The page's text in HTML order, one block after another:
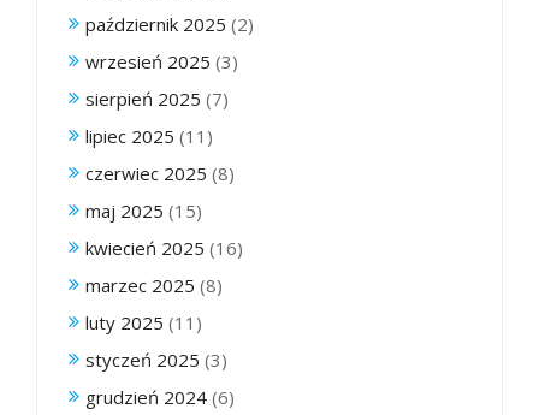
październik 2025 (2)
wrzesień 2025 (3)
sierpień 2025 (7)
lipiec 2025 (11)
czerwiec 2025 (8)
maj 2025 (15)
kwiecień 2025 (16)
marzec 2025 (8)
luty 2025 (11)
styczeń 2025 (3)
grudzień 2024 (6)